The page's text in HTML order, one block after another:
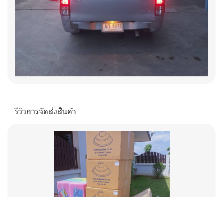
รีวิวการจัดส่งสินค้า